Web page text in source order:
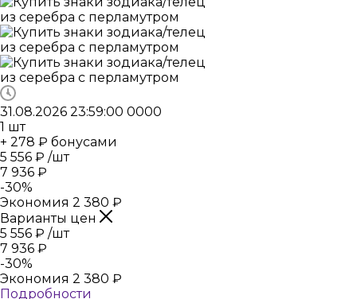
31.08.2026 23:59:00 0000
1 шт
+ 278 ₽ бонусами
5 556 ₽ /шт
7 936 ₽
-30%
Экономия 2 380 ₽
Варианты цен
5 556 ₽ /шт
7 936 ₽
-30%
Экономия 2 380 ₽
Подробности